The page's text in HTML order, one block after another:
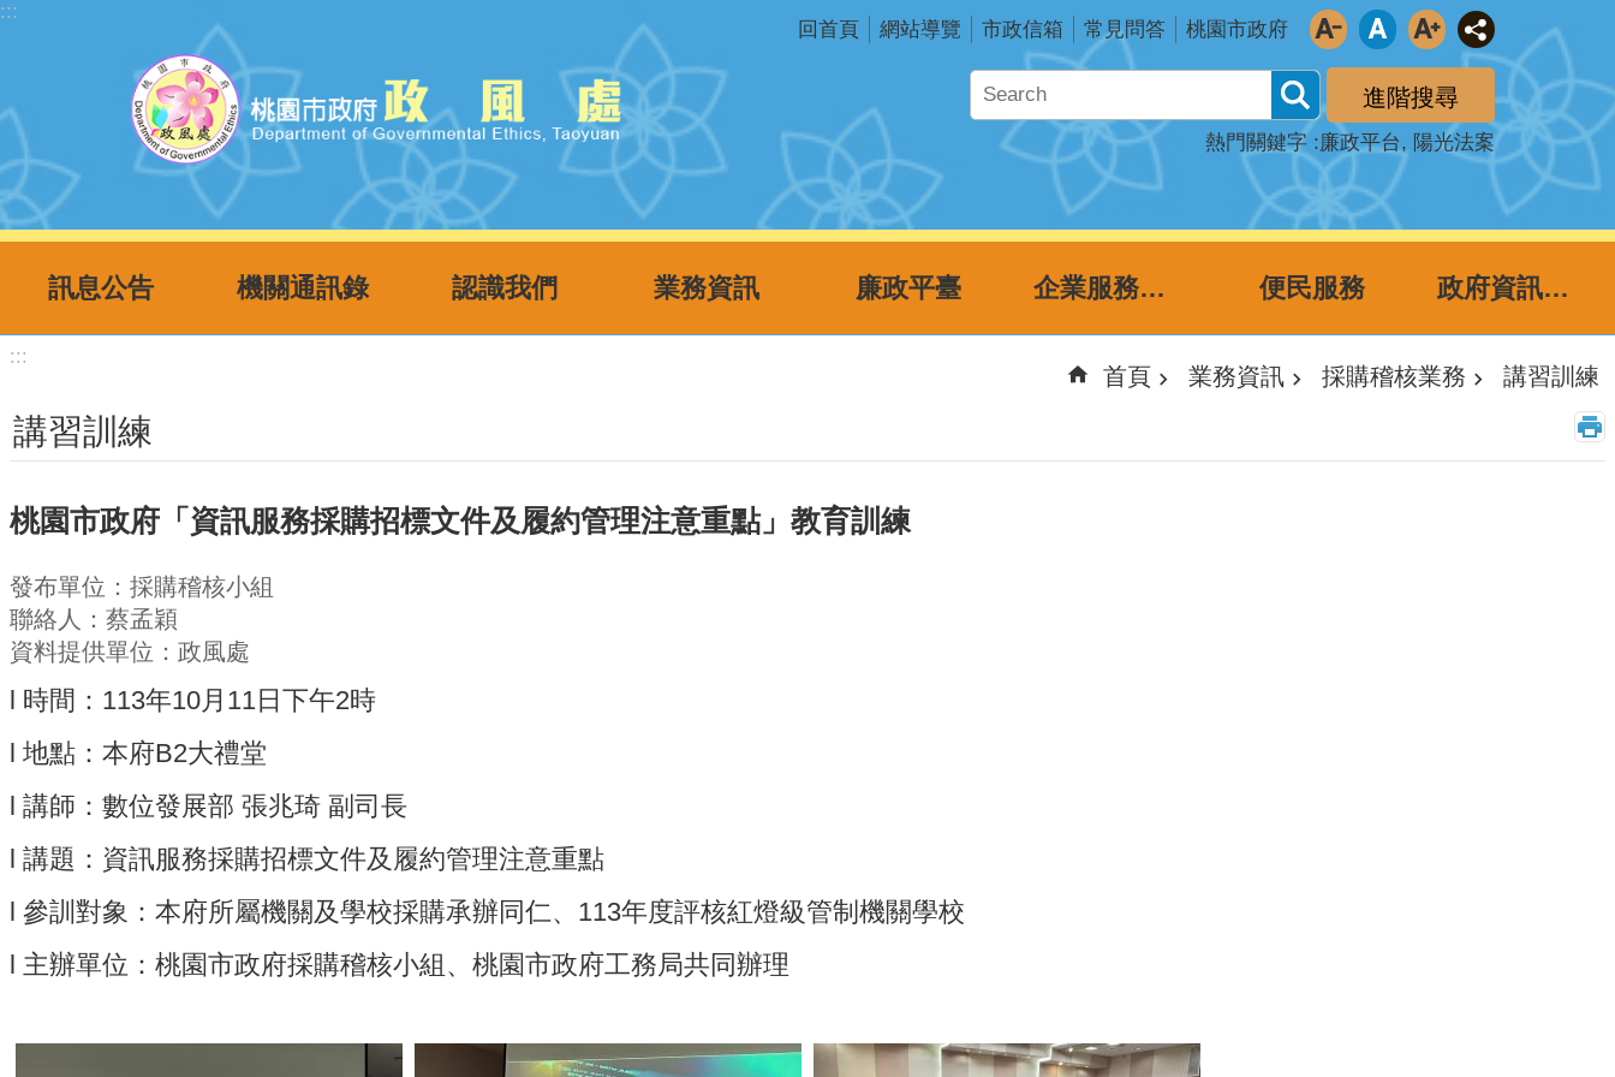
跳到主要內容區塊
:::
回首頁 網站導覽 市政信箱 常見問答 桃園市政府
進階搜尋
熱門關鍵字 廉政平台 陽光法案
訊息公告 機關通訊錄 認識我們 業務資訊 廉政平臺 企業服務廉政平台 便民服務 政府資訊公開
:::
首頁 業務資訊 採購稽核業務 講習訓練
講習訓練
桃園市政府「資訊服務採購招標文件及履約管理注意重點」教育訓練
發布單位：採購稽核小組
聯絡人：蔡孟穎
資料提供單位：政風處
l 時間：113年10月11日下午2時
l 地點：本府B2大禮堂
l 講師：數位發展部 張兆琦 副司長
l 講題：資訊服務採購招標文件及履約管理注意重點
l 參訓對象：本府所屬機關及學校採購承辦同仁、113年度評核紅燈級管制機關學校
l 主辦單位：桃園市政府採購稽核小組、桃園市政府工務局共同辦理